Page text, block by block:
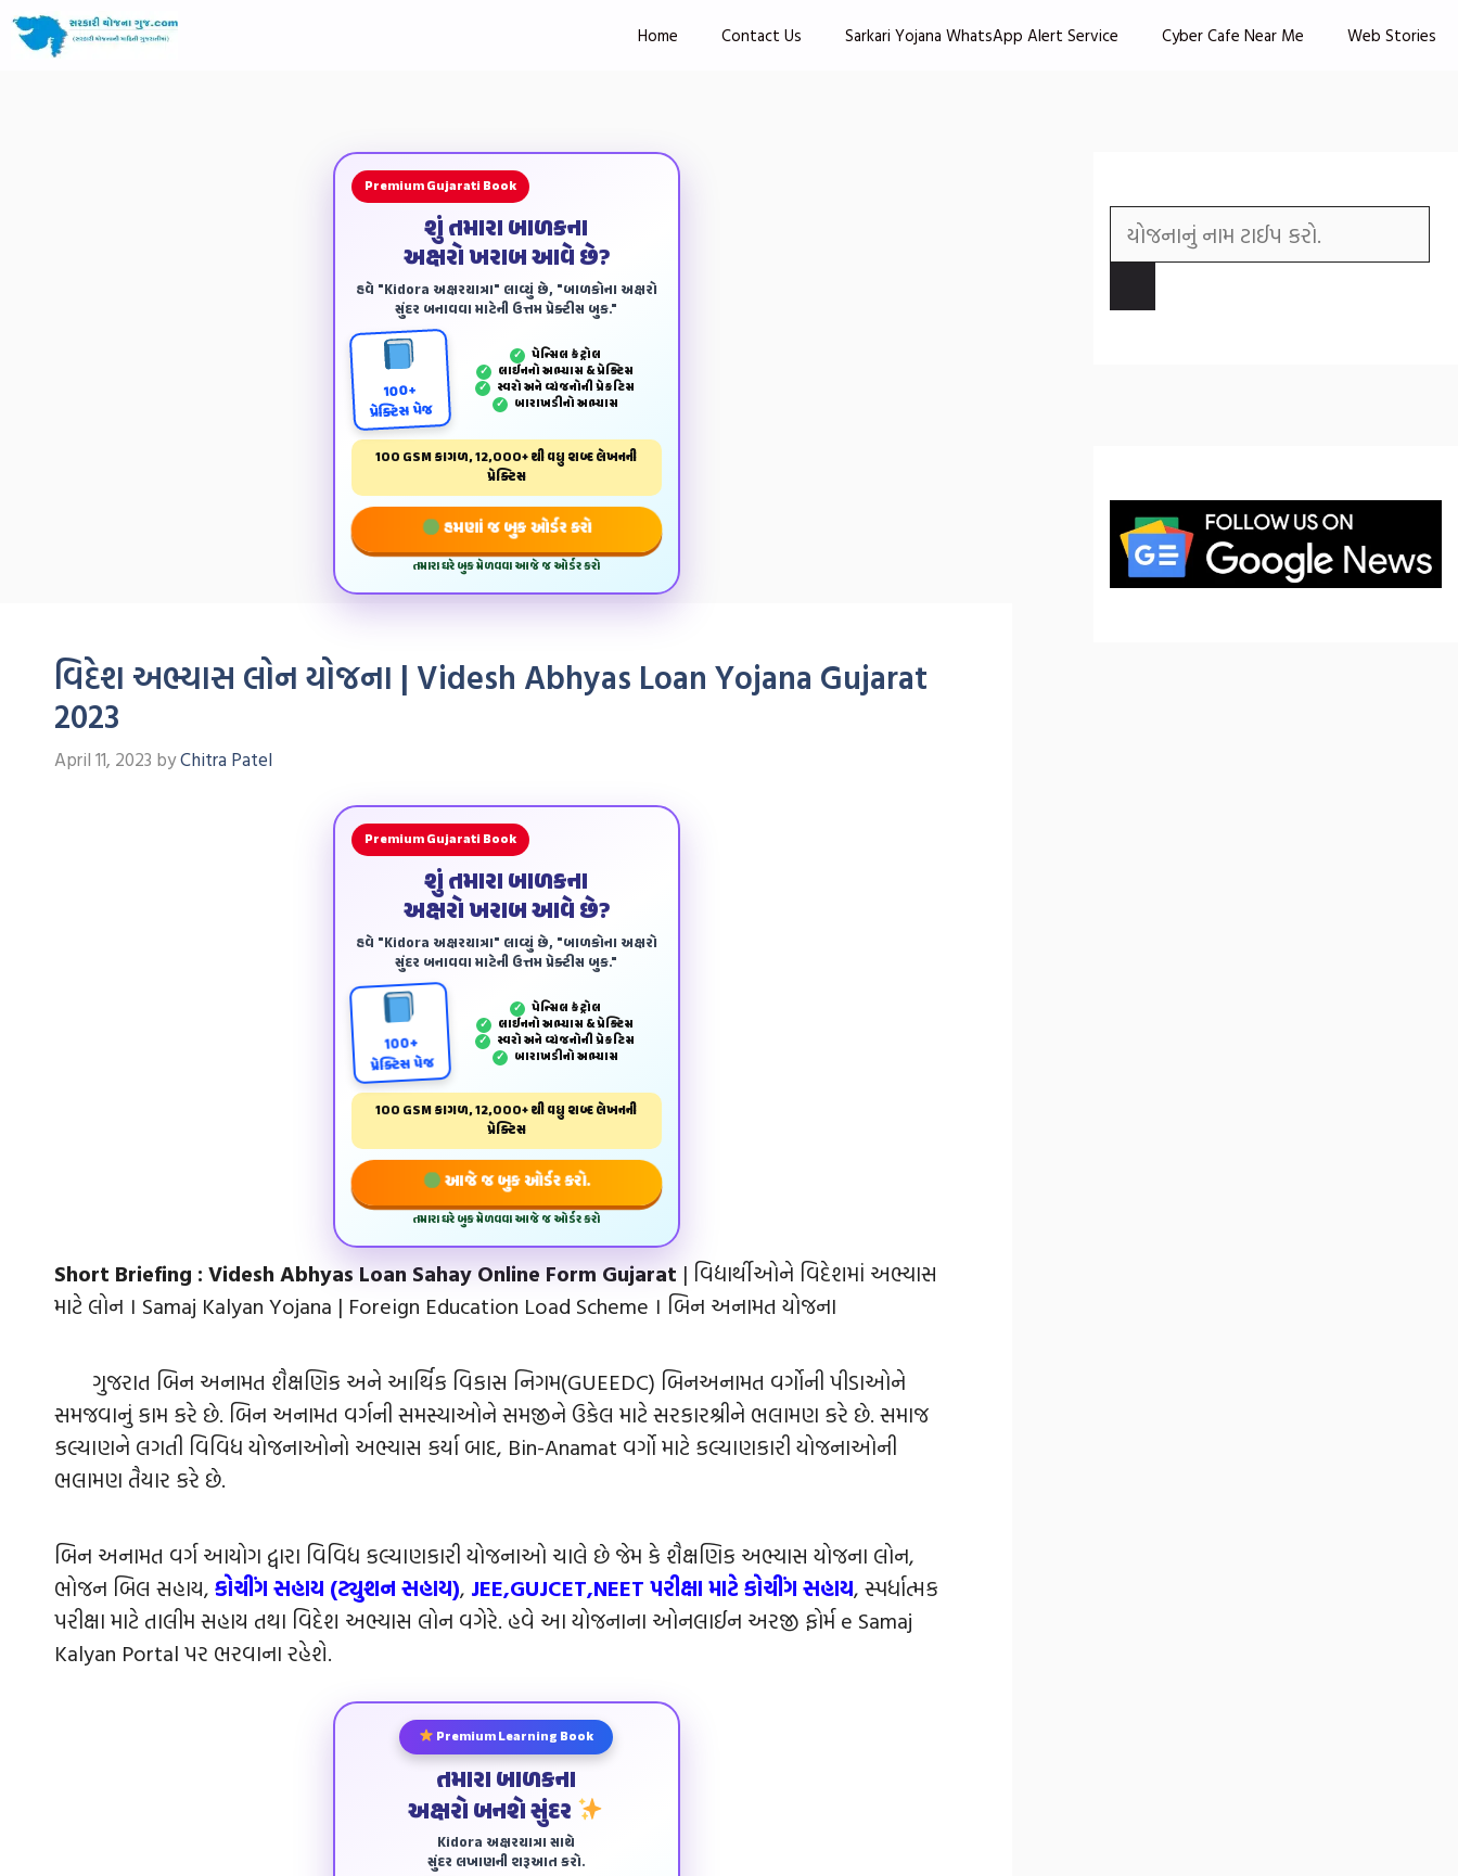
Home Contact Us Sarkari Yojana WhatsApp Alert Service Cyber Cafe Near Me Web Stories
Premium Gujarati Book
શું તમારા બાળકના
અક્ષરો ખરાબ આવે છે?
હવે "Kidora અક્ષરયાત્રા" લાવ્યું છે, "બાળકોના અક્ષરો
સુંદર બનાવવા માટેની ઉત્તમ પ્રેક્ટીસ બુક."
100+
પ્રેક્ટિસ પેજ
✓ પેન્‍સિલ કંટ્રોલ
✓ લાઈનનો અભ્યાસ & પ્રેક્ટિસ
✓ સ્વરો અને વ્યંજનોની પ્રેકટિસ
✓ બારાખડીનો અભ્યાસ
100 GSM કાગળ, 12,000+ થી વધુ શબ્દ લેખનની
પ્રેક્ટિસ
હમણાં જ બુક ઓર્ડર કરો
તમારા ઘરે બુક મેળવવા આજે જ ઓર્ડર કરો
વિદેશ અભ્યાસ લોન યોજના | Videsh Abhyas Loan Yojana Gujarat
2023
April 11, 2023 byChitra Patel
Premium Gujarati Book
શું તમારા બાળકના
અક્ષરો ખરાબ આવે છે?
હવે "Kidora અક્ષરયાત્રા" લાવ્યું છે, "બાળકોના અક્ષરો
સુંદર બનાવવા માટેની ઉત્તમ પ્રેક્ટીસ બુક."
100+
પ્રેક્ટિસ પેજ
✓ પેન્‍સિલ કંટ્રોલ
✓ લાઈનનો અભ્યાસ & પ્રેક્ટિસ
✓ સ્વરો અને વ્યંજનોની પ્રેકટિસ
✓ બારાખડીનો અભ્યાસ
100 GSM કાગળ, 12,000+ થી વધુ શબ્દ લેખનની
પ્રેક્ટિસ
આજે જ બુક ઓર્ડર કરો.
તમારા ઘરે બુક મેળવવા આજે જ ઓર્ડર કરો
Short Briefing : Videsh Abhyas Loan Sahay Online Form Gujarat | વિદ્યાર્થીઓને વિદેશમાં અભ્યાસ
માટે લોન । Samaj Kalyan Yojana | Foreign Education Load Scheme । બિન અનામત યોજના
ગુજરાત બિન અનામત શૈક્ષણિક અને આર્થિક વિકાસ નિગમ(GUEEDC) બિનઅનામત વર્ગોની પીડાઓને
સમજવાનું કામ કરે છે. બિન અનામત વર્ગની સમસ્યાઓને સમજીને ઉકેલ માટે સરકારશ્રીને ભલામણ કરે છે. સમાજ
કલ્યાણને લગતી વિવિધ યોજનાઓનો અભ્યાસ કર્યા બાદ, Bin-Anamat વર્ગો માટે કલ્યાણકારી યોજનાઓની
ભલામણ તૈયાર કરે છે.
બિન અનામત વર્ગ આયોગ દ્વારા વિવિધ કલ્યાણકારી યોજનાઓ ચાલે છે જેમ કે શૈક્ષણિક અભ્યાસ યોજના લોન,
ભોજન બિલ સહાય, કોચીંગ સહાય (ટ્યુશન સહાય), JEE,GUJCET,NEET પરીક્ષા માટે કોચીંગ સહાય, સ્પર્ધાત્મક
પરીક્ષા માટે તાલીમ સહાય તથા વિદેશ અભ્યાસ લોન વગેરે. હવે આ યોજનાના ઓનલાઈન અરજી ફોર્મ e Samaj
Kalyan Portal પર ભરવાના રહેશે.
Premium Learning Book
તમારા બાળકના
અક્ષરો બનશે સુંદર
Kidora અક્ષરયાત્રા સાથે
સુંદર લખાણની શરૂઆત કરો.